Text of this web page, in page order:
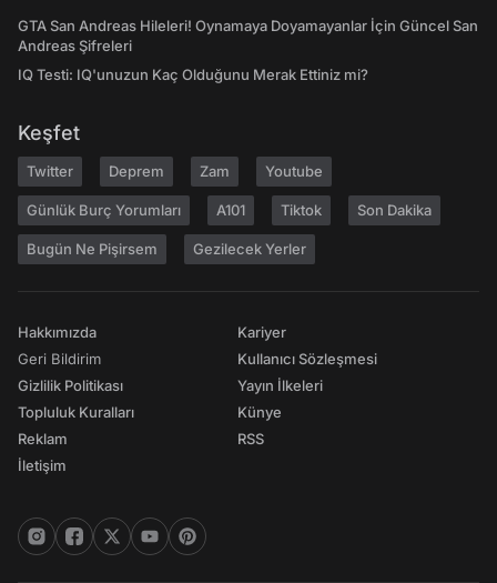
GTA San Andreas Hileleri! Oynamaya Doyamayanlar İçin Güncel San
Andreas Şifreleri
IQ Testi: IQ'unuzun Kaç Olduğunu Merak Ettiniz mi?
Keşfet
Twitter Deprem Zam Youtube
Günlük Burç Yorumları A101 Tiktok Son Dakika
Bugün Ne Pişirsem Gezilecek Yerler
Hakkımızda
Geri Bildirim
Gizlilik Politikası
Topluluk Kuralları
Reklam
İletişim
Kariyer
Kullanıcı Sözleşmesi
Yayın İlkeleri
Künye
RSS